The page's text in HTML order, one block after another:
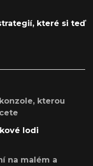
které si teď
kterou
lodi
na malém a